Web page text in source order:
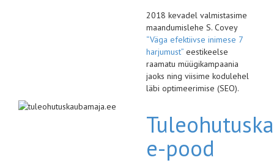
2018 kevadel valmistasime
maandumislehe S. Covey
“Väga efektiivse inimese 7
harjumust” eestikeelse
raamatu müügikampaania
jaoks ning viisime kodulehel
läbi optimeerimise (SEO).
e-pood